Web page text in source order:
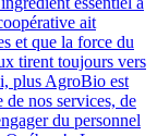
ait
et que la force du
tirent toujours vers
plus AgroBio est
de nos services, de
du personnel